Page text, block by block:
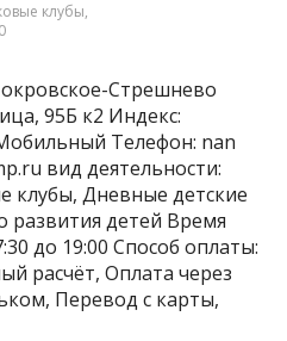
клубы,
Стрешнево
95Б к2 Индекс:
Телефон: nan
вид деятельности:
клубы, Дневные детские
развития детей Время
до 19:00 Способ оплаты:
расчёт, Оплата через
Перевод с карты,